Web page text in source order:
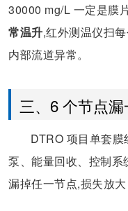
30000 mg/L 一定是膜片
常温升,红外测温仪扫
内部流道异常。
三、6 个节点
DTRO 项目单套
泵、能量回收、控制
漏掉任一节点,损失放